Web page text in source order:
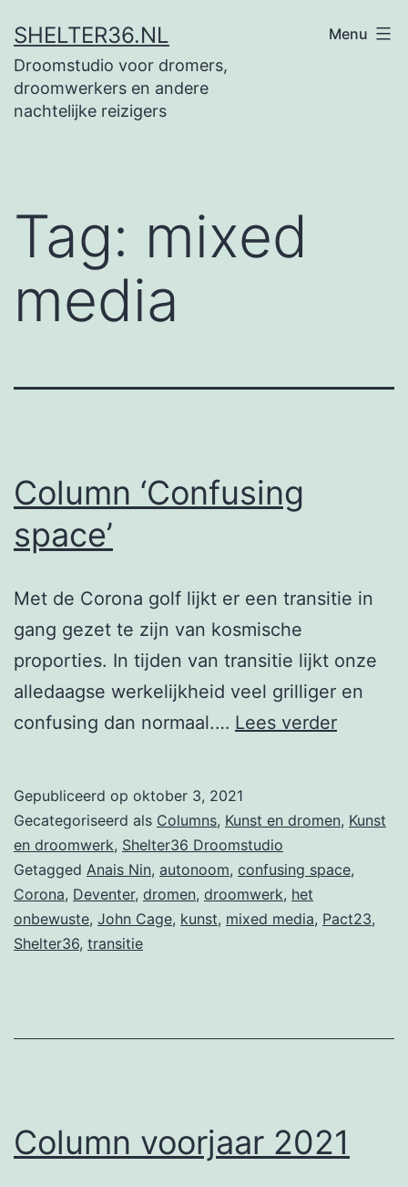
naar
de
inhoud
SHELTER36.NL
Droomstudio voor dromers,
droomwerkers en andere
nachtelijke reizigers
Menu
Tag: mixed
media
Column ‘Confusing
space’
Met de Corona golf lijkt er een transitie in
gang gezet te zijn van kosmische
proporties. In tijden van transitie lijkt onze
alledaagse werkelijkheid veel grilliger en
confusing dan normaal.… Lees verderColumn
Gepubliceerd op oktober 3, 2021
Gecategoriseerd als Columns, Kunst en dromen, Kunst
en droomwerk, Shelter36 Droomstudio
Getagged Anais Nin, autonoom, confusing space,
Corona, Deventer, dromen, droomwerk, het
onbewuste, John Cage, kunst, mixed media, Pact23,
Shelter36, transitie
Column voorjaar 2021